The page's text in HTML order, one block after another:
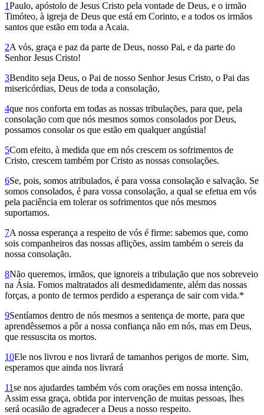
1Paulo, apóstolo de Jesus Cristo pela vontade de Deus, e o irmão
Timóteo, à igreja de Deus que está em Corinto, e a todos os irmãos
santos que estão em toda a Acaia.
2A vós, graça e paz da parte de Deus, nosso Pai, e da parte do
Senhor Jesus Cristo!
3Bendito seja Deus, o Pai de nosso Senhor Jesus Cristo, o Pai das
miseri­córdias, Deus de toda a consolação,
4que nos conforta em todas as nossas tribulações, para que, pela
consolação com que nós mesmos somos consolados por Deus,
possamos consolar os que estão em qualquer angústia!
5Com efeito, à medida que em nós crescem os sofrimentos de
Cristo, crescem também por Cristo as nossas consolações.
6Se, pois, somos atribulados, é para vossa consolação e salvação. Se
somos consolados, é para vossa consolação, a qual se efetua em vós
pela paciência em tole­rar os sofrimentos que nós mesmos
suportamos.
7A nossa esperança a respeito de vós é firme: sabemos que, como
sois companheiros das nossas aflições, assim também o sereis da
nossa consolação.
8Não queremos, irmãos, que igno­reis a tribulação que nos sobreveio
na Ásia. Fomos maltratados ali desmedidamente, além das nossas
forças, a ponto de termos perdido a esperanç­a de sair com vida.*
9Sentíamos dentro de nós mesmos a sentença de morte, para que
aprendêssemos a pôr a nossa confiança não em nós, mas em Deus,
que ressuscita os mortos.
10Ele nos livrou e nos livrará de tamanhos perigos de morte. Sim,
esperamos que ainda nos livrará
11se nos ajudardes também vós com orações em nossa intenção.
Assim essa graça, obtida por intervenção de muitas pessoas, lhes
será ocasião de agradecer a Deus a nosso respeito.